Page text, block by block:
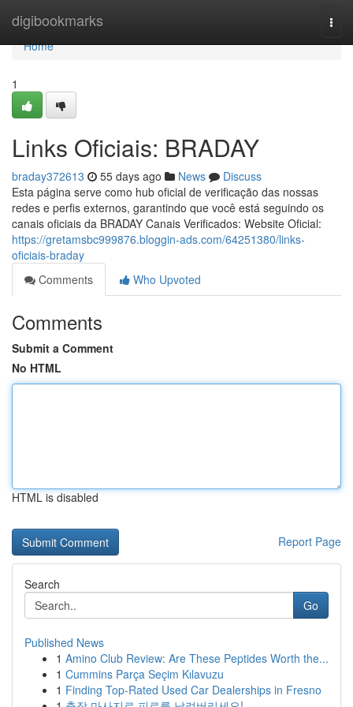
digibookmarks
Home
Home
1
Links Oficiais: BRADAY
braday372613 55 days ago News
Discuss
Esta página serve como hub oficial de verificação das nossas
redes e perfis externos, garantindo que você está seguindo os
canais oficiais da BRADAY Canais Verificados: Website Oficial:
https://gretamsbc999876.bloggin-ads.com/64251380/links-
oficiais-braday
Comments
Who Upvoted
Comments
Submit a Comment
No HTML
HTML is disabled
Report Page
Search
Go
Published News
1 Amino Club Review: Are These Peptides Worth the...
1 Cummins Parça Seçim Kılavuzu
1 Finding Top-Rated Used Car Dealerships in Fresno